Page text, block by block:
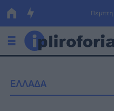
Οικονομία
ΕΛΛΑΔΑ